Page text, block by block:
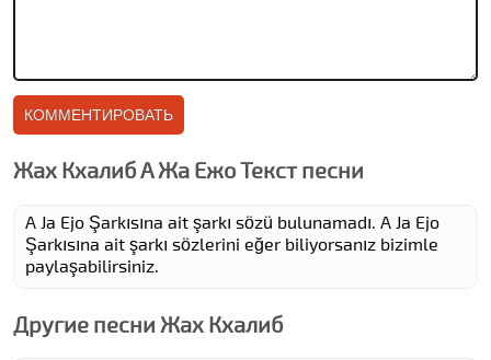
Жах Кхалиб А Жа Ежо Текст песни
A Ja Ejo Şarkısına ait şarkı sözü bulunamadı. A Ja Ejo
Şarkısına ait şarkı sözlerini eğer biliyorsanız bizimle
paylaşabilirsiniz.
Другие песни Жах Кхалиб